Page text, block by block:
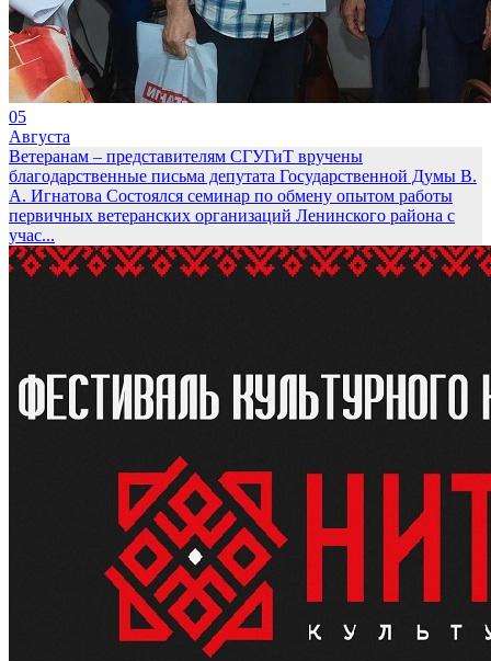
05
Августа
Ветеранам – представителям СГУГиТ вручены
благодарственные письма депутата Государственной Думы В.
А. Игнатова Состоялся семинар по обмену опытом работы
первичных ветеранских организаций Ленинского района с
учас...